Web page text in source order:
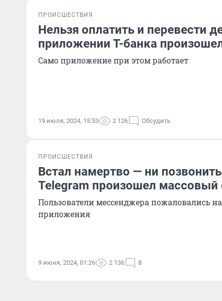
ПРОИСШЕСТВИЯ
Нельзя оплатить и перевести
приложении Т-банка
Само приложение при этом работает
19 июля, 2024, 15:53 2 126 Обсудить
ПРОИСШЕСТВИЯ
Встал намертво — ни
Telegram произошел массовый
Пользователи мессенджера пожаловались
приложения
9 июня, 2024, 01:26 2 136 8